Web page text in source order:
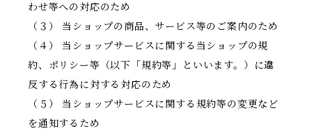
わせ等への対応のため
（３） 当ショップの商品、サービス等のご案内のため
（４） 当ショップサービスに関する当ショップの規
約、ポリシー等（以下「規約等」といいます。）に違
反する行為に対する対応のため
（５） 当ショップサービスに関する規約等の変更など
を通知するため